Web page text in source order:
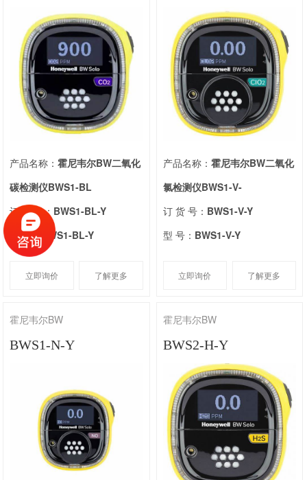
产品名称：霍尼韦尔BW二氧化
碳检测仪BWS1-BL
订 货 号： BWS1-BL-Y
型 号：BWS1-BL-Y
立即询价 了解更多
产品名称： 霍尼韦尔BW二氧化
氯检测仪BWS1-V-
订 货 号： BWS1-V-Y
型 号： BWS1-V-Y
立即询价 了解更多
霍尼韦尔BW
BWS1-N-Y
霍尼韦尔BW
BWS2-H-Y